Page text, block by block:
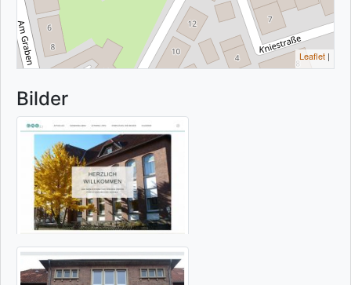
Leaflet |
Bilder